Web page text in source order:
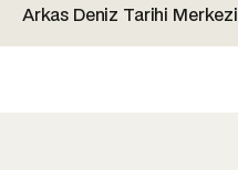
Arkas Deniz Tarihi Merkezi